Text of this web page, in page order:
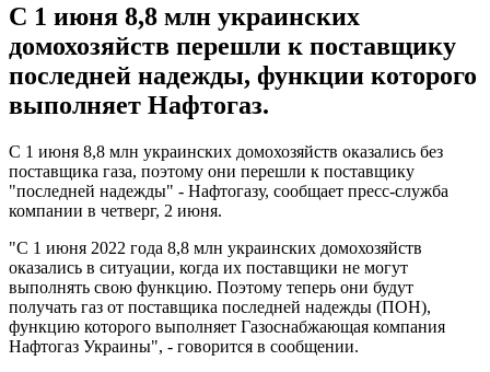
С 1 июня 8,8 млн украинских
домохозяйств перешли к поставщику
последней надежды, функции которого
выполняет Нафтогаз.
С 1 июня 8,8 млн украинских домохозяйств оказались без
поставщика газа, поэтому они перешли к поставщику
"последней надежды" - Нафтогазу, сообщает пресс-служба
компании в четверг, 2 июня.
"С 1 июня 2022 года 8,8 млн украинских домохозяйств
оказались в ситуации, когда их поставщики не могут
выполнять свою функцию. Поэтому теперь они будут
получать газ от поставщика последней надежды (ПОН),
функцию которого выполняет Газоснабжающая компания
Нафтогаз Украины", - говорится в сообщении.